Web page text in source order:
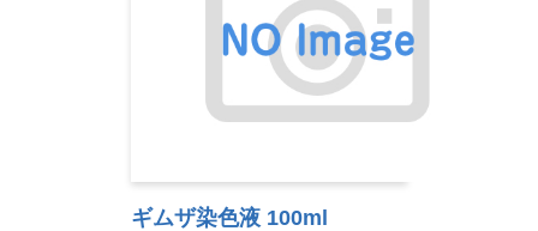
ギムザ染色液 100ml